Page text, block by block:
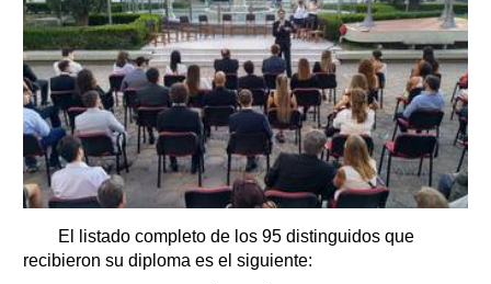
El listado completo de los 95 distinguidos que
recibieron su diploma es el siguiente: